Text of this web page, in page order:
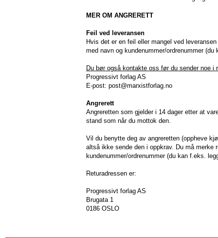
MER OM ANGRERETT
Feil ved leveransen
Hvis det er en feil eller mangel ved
med navn og kundenummer/ordrenummer
Du bør også kontakte oss før du sender noe i
Progressivt forlag AS
E-post: post@marxistforlag.no
Angrerett
Angreretten som gjelder i 14 dager etter at
stand som når du mottok den.
Vil du benytte deg av angreretten (oppheve
altså ikke sende den i oppkrav. Du må merke
kundenummer/ordrenummer (du kan f.eks.
Returadressen er:
Progressivt forlag AS
Brugata 1
0186 OSLO